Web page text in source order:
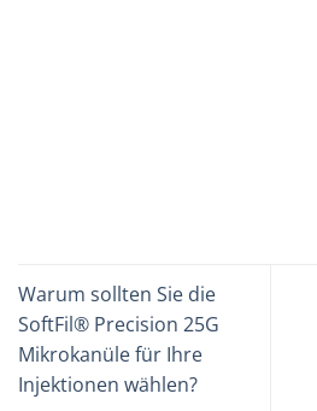
Warum sollten Sie die
SoftFil® Precision 25G
Mikrokanüle für Ihre
Injektionen wählen?